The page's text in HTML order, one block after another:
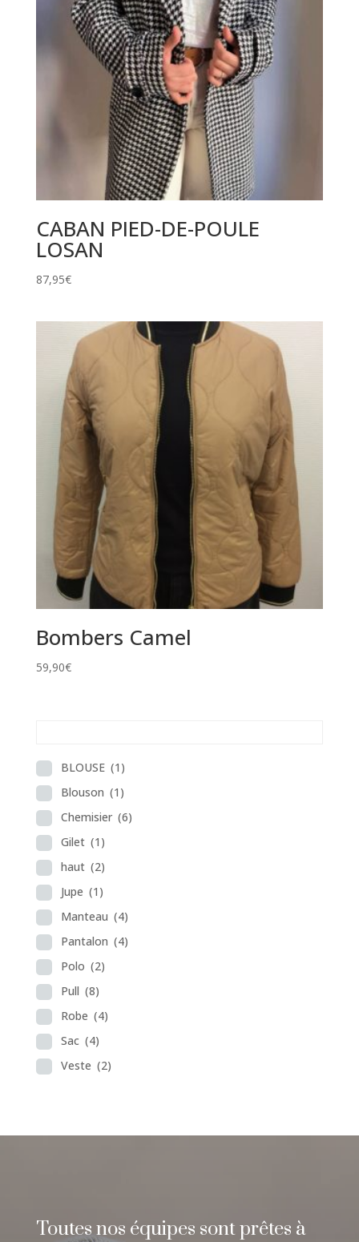
CABAN PIED-DE-POULE
LOSAN
87,95€
Bombers Camel
59,90€
BLOUSE (1)
Blouson (1)
Chemisier (6)
Gilet (1)
haut (2)
Jupe (1)
Manteau (4)
Pantalon (4)
Polo (2)
Pull (8)
Robe (4)
Sac (4)
Veste (2)
Toutes nos équipes sont prêtes à